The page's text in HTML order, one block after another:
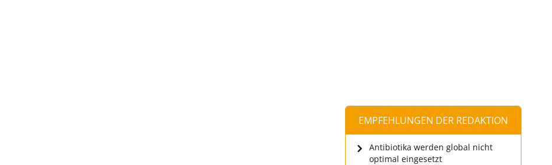
EMPFEHLUNGEN DER REDAKTION
Antibiotika werden global nicht
optimal eingesetzt